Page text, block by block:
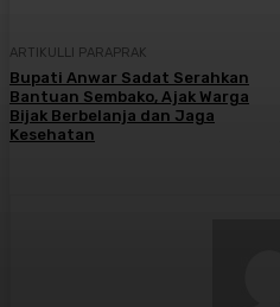
ARTIKULLI PARAPRAK
Bupati Anwar Sadat Serahkan
Bantuan Sembako, Ajak Warga
Bijak Berbelanja dan Jaga
Kesehatan